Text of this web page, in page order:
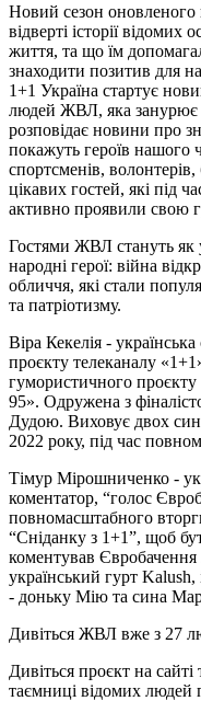
Новий сезон
відверті історії відомих
життя, та що їм
знаходити позитив для
1+1 Україна стартує
людей ЖВЛ, яка занурює
розповідає новини про
покажуть героїв нашого
спортсменів, волонтерів,
цікавих гостей, які під
активно проявили свою
Гостями ЖВЛ стануть як
народні герої: війна
обличчя, які стали
та патріотизму.
Віра Кекелія -
проєкту телеканалу
гумористичного
95». Одружена з
Дудою. Виховує двох
2022 року, під час
Тімур Мірошниченко -
коментатор, “голос
повномасштабного
“Сніданку з 1+1”, щоб
коментував Євробачення
український гурт
- доньку Мію та сина
Дивіться ЖВЛ вже з 27
Дивіться проєкт на
таємниці відомих